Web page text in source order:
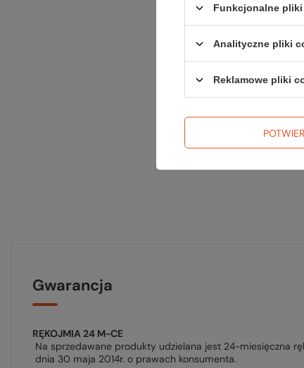
Gwarancja
RĘKOJMIA 24 M-CE
Na sprzedawane produkty udzielana jest 24-miesięczna
dnia 30 maja 2014r. o prawach konsumenta.
Funkcjonalne
Analityczne pliki
Reklamowe pliki